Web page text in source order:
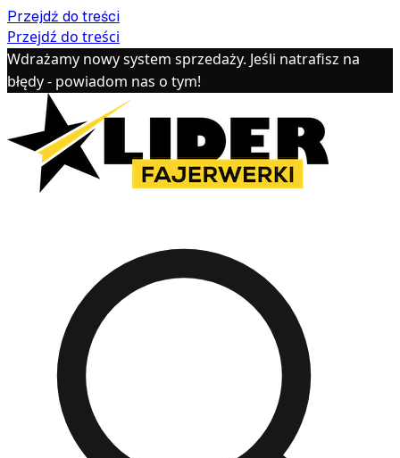
Przejdź do treści
Przejdź do treści
Wdrażamy nowy system sprzedaży. Jeśli natrafisz na
błędy - powiadom nas o tym!